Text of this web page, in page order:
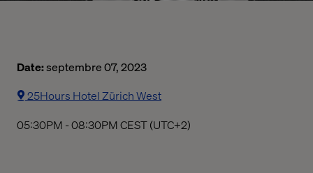
Date:septembre 07, 2023
25Hours Hotel Zürich West
05:30PM -08:30PM CEST (UTC+2)